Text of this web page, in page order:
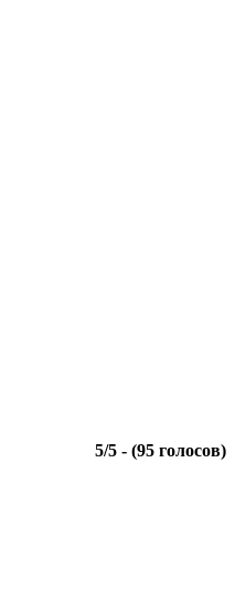
5/5 - (95 голосов)